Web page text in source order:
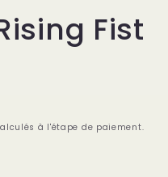
Fist
à l'étape de paiement.